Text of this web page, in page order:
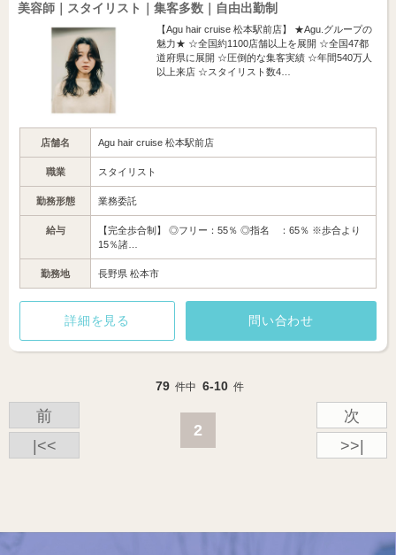
美容師｜スタイリスト｜集客多数｜自由出勤制
【Agu hair cruise 松本駅前店】 ★Agu.グループの
魅力★ ☆全国約1100店舗以上を展開 ☆全国47都
道府県に展開 ☆圧倒的な集客実績 ☆年間540万人
以上来店 ☆スタイリスト数4…
店舗名 Agu hair cruise 松本駅前店
職業 スタイリスト
勤務形態 業務委託
給与
【完全歩合制】 ◎フリー：55％ ◎指名 ：65％ ※歩合より
15％諸…
勤務地 長野県 松本市
詳細を見る 問い合わせ
79 件中 6-10 件
|<<
前
2
次
>>|